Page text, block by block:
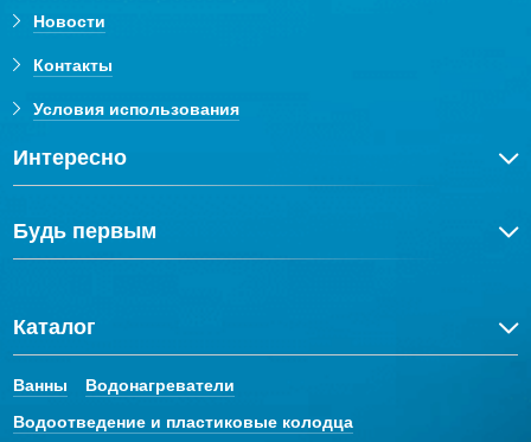
Новости
Контакты
Условия использования
Интересно
Будь первым
Каталог
Ванны
Водонагреватели
Водоотведение и пластиковые колодца